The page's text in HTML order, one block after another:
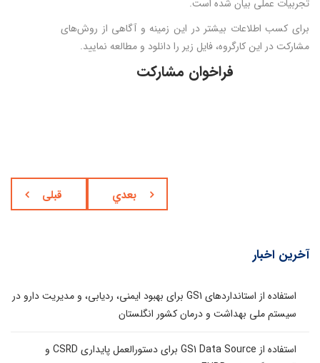
تجربیات عملی بیان شده است.
برای کسب اطلاعات بیشتر در این زمینه و آگاهی از روش‌های
مشارکت در این کارگروه، فایل زیر را دانلود و مطالعه نمایید.
فراخوان مشارکت
قبلی بعدي
آخرین اخبار
استفاده از استانداردهای GS1 برای بهبود ایمنی، ردیابی، و مدیریت دارو در
سیستم ملی بهداشت و درمان کشور انگلستان
استفاده از GS1 Data Source برای دستورالعمل پایداری CSRD و